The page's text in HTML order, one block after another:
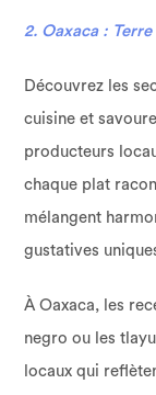
2. Oaxaca :
Découvrez les
cuisine et
producteurs
chaque plat
mélangent
gustatives
À Oaxaca, les
negro ou les
locaux qui